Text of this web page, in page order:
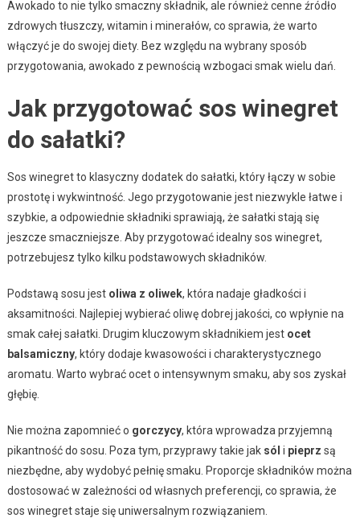
Awokado to nie tylko smaczny składnik, ale również cenne źródło
zdrowych tłuszczy, witamin i minerałów, co sprawia, że warto
włączyć je do swojej diety. Bez względu na wybrany sposób
przygotowania, awokado z pewnością wzbogaci smak wielu dań.
Jak przygotować sos winegret
do sałatki?
Sos winegret to klasyczny dodatek do sałatki, który łączy w sobie
prostotę i wykwintność. Jego przygotowanie jest niezwykle łatwe i
szybkie, a odpowiednie składniki sprawiają, że sałatki stają się
jeszcze smaczniejsze. Aby przygotować idealny sos winegret,
potrzebujesz tylko kilku podstawowych składników.
Podstawą sosu jest oliwa z oliwek, która nadaje gładkości i
aksamitności. Najlepiej wybierać oliwę dobrej jakości, co wpłynie na
smak całej sałatki. Drugim kluczowym składnikiem jest ocet
balsamiczny, który dodaje kwasowości i charakterystycznego
aromatu. Warto wybrać ocet o intensywnym smaku, aby sos zyskał
głębię.
Nie można zapomnieć o gorczycy, która wprowadza przyjemną
pikantność do sosu. Poza tym, przyprawy takie jak sól i pieprz są
niezbędne, aby wydobyć pełnię smaku. Proporcje składników można
dostosować w zależności od własnych preferencji, co sprawia, że
sos winegret staje się uniwersalnym rozwiązaniem.